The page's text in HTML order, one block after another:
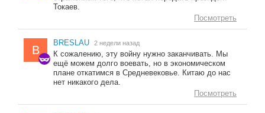
Токаев.
Посмотреть
B
BRESLAU 2 недели назад
К сожалению, эту войну нужно заканчивать. Мы
ещё можем долго воевать, но в экономическом
плане откатимся в Средневековье. Китаю до нас
нет никакого дела.
Посмотреть